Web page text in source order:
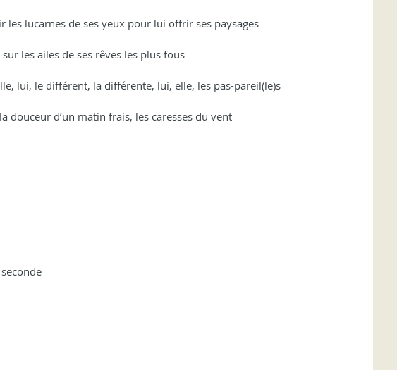
les lucarnes de ses yeux pour lui offrir ses paysages
sur les ailes de ses rêves les plus fous
lui, le différent, la différente, lui, elle, les pas-pareil(le)s
douceur d’un matin frais, les caresses du vent